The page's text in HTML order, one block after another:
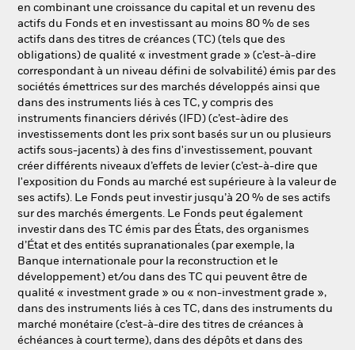
en combinant une croissance du capital et un revenu des
actifs du Fonds et en investissant au moins 80 % de ses
actifs dans des titres de créances (TC) (tels que des
obligations) de qualité « investment grade » (c’est-à-dire
correspondant à un niveau défini de solvabilité) émis par des
sociétés émettrices sur des marchés développés ainsi que
dans des instruments liés à ces TC, y compris des
instruments financiers dérivés (IFD) (c’est-àdire des
investissements dont les prix sont basés sur un ou plusieurs
actifs sous-jacents) à des fins d'investissement, pouvant
créer différents niveaux d’effets de levier (c’est-à-dire que
l'exposition du Fonds au marché est supérieure à la valeur de
ses actifs). Le Fonds peut investir jusqu’à 20 % de ses actifs
sur des marchés émergents. Le Fonds peut également
investir dans des TC émis par des États, des organismes
d’État et des entités supranationales (par exemple, la
Banque internationale pour la reconstruction et le
développement) et/ou dans des TC qui peuvent être de
qualité « investment grade » ou « non-investment grade »,
dans des instruments liés à ces TC, dans des instruments du
marché monétaire (c’est-à-dire des titres de créances à
échéances à court terme), dans des dépôts et dans des